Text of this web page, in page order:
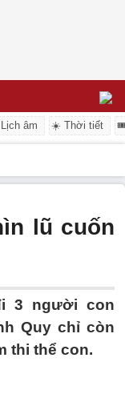
âm ☀️ Thời tiết
lũ cuốn
3 người con
Quy chỉ còn
thi thể con.